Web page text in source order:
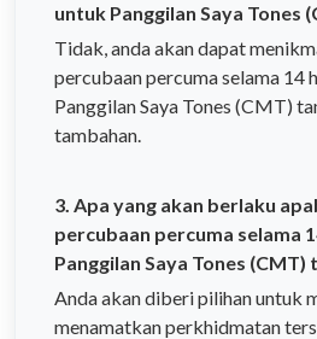
untuk Panggilan Saya Tones
Tidak, anda akan dapat
percubaan percuma selama 14
Panggilan Saya Tones (CMT)
tambahan.
3. Apa yang akan berlaku
percubaan percuma selama
Panggilan Saya Tones (CMT)
Anda akan diberi pilihan untuk
menamatkan perkhidmatan